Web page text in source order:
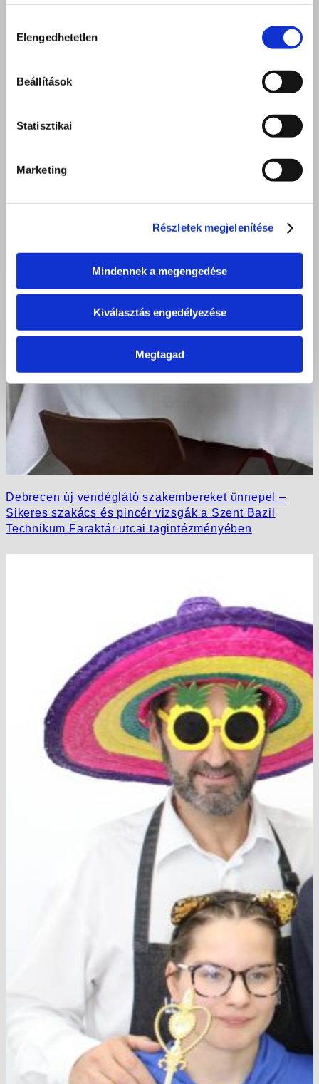
kiválasztása
Elengedhetetlen
Beállítások
Statisztikai
Marketing
Részletek megjelenítése
Mindennek a megengedése
Kiválasztás engedélyezése
Megtagad
Debrecen új vendéglátó szakembereket ünnepel –
Sikeres szakács és pincér vizsgák a Szent Bazil
Technikum Faraktár utcai tagintézményében